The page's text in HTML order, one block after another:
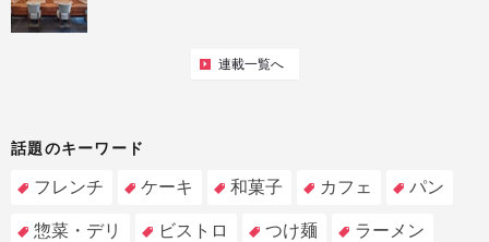
連載一覧へ
話題のキーワード
フレンチ ケーキ 和菓子 カフェ パン
惣菜・デリ ビストロ つけ麺 ラーメン